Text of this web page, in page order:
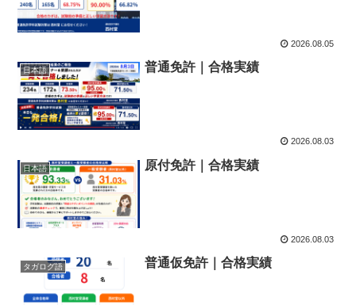
2026.08.05
日本語 普通免許｜合格実績
2026.08.03
日本語 原付免許｜合格実績
2026.08.03
タガログ語 普通仮免許｜合格実績